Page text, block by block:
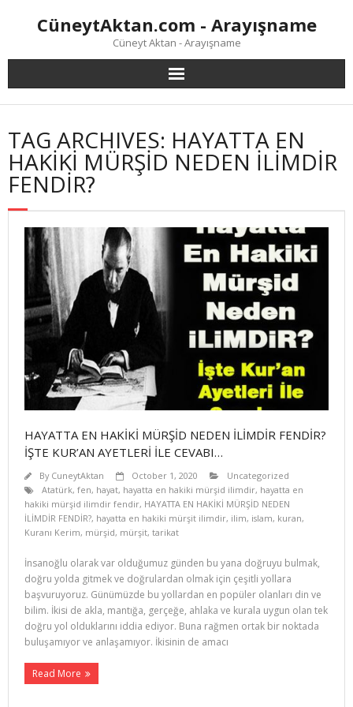
CüneytAktan.com - Arayışname
Cüneyt Aktan - Arayışname
TAG ARCHIVES: HAYATTA EN
HAKİKİ MÜRŞİD NEDEN İLİMDİR
FENDİR?
HAYATTA EN HAKİKİ MÜRŞİD NEDEN İLİMDİR FENDİR?
İŞTE KUR’AN AYETLERİ İLE CEVABI…
By CuneytAktan October 1, 2020
Uncategorized
Atatürk, fen, hayat, hayatta en hakiki mürşid ilimdir, hayatta en
hakiki mürşid ilimdir fendir, HAYATTA EN HAKİKİ MÜRŞİD NEDEN
İLİMDİR FENDİR?, hayatta en hakiki mürşit ilimdir, ilim, islam, kuran,
Kuranı Kerim, mürşid, mürşit, tarikat
İnsanoğlu olarak var olduğumuz günden bu yana doğruyu bulmak,
doğru yolda gitmek ve doğrulardan olmak için çeşitli yollara
başvuruyoruz. Günümüzde bu yollardan en popüler olanları din ve
bilim. İkisi de akla, mantığa, gerçeğe, ahlaka ve kurala uygun olan tek
doğru yol olduklarını iddia ediyor. Buna rağmen ortak bir noktada
buluşamıyor ve anlaşamıyor. İkisinin de amacı
Read More